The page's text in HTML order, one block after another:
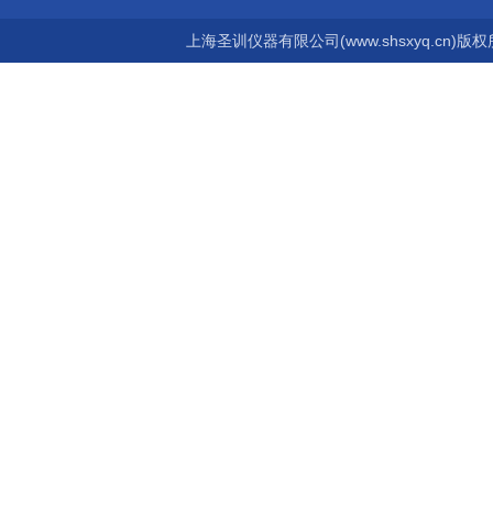
上海圣训仪器有限公司(www.shsxyq.cn)版